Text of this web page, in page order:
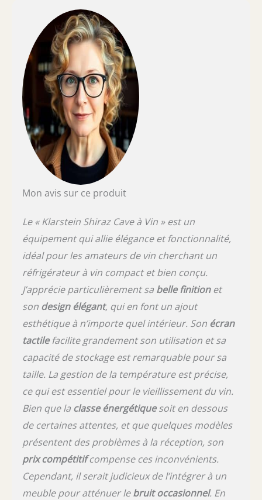
champagne ou bière. COMMANDE TACTILE
PRÉCISE : Réglez la température via le
bandeau tactile avec écran LCD. Compacte et
pose libre – s'intègre dans toutes les pièces.
SILENCIEUX & SANS VIBRATION : Avec
seulement 43 dB, le compresseur fonctionne
tout en silence et sans vibrations – idéal pour
la maison, le bar ou le restaurant.
Mon avis sur ce produit
Le « Klarstein Shiraz Cave à Vin » est un
équipement qui allie élégance et fonctionnalité,
idéal pour les amateurs de vin cherchant un
réfrigérateur à vin compact et bien conçu.
J’apprécie particulièrement sa belle finitionet
son design élégant, qui en font un ajout
esthétique à n’importe quel intérieur. Son écran
tactilefacilite grandement son utilisation et sa
capacité de stockage est remarquable pour sa
taille. La gestion de la température est précise,
ce qui est essentiel pour le vieillissement du vin.
Bien que la classe énergétiquesoit en dessous
de certaines attentes, et que quelques modèles
présentent des problèmes à la réception, son
prix compétitifcompense ces inconvénients.
Cependant, il serait judicieux de l’intégrer à un
meuble pour atténuer lebruit occasionnel. En